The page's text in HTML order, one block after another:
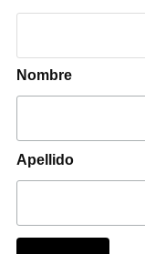
Nombre
Apellido